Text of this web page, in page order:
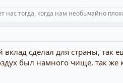
тогда, когда нам необычайно
сделал для страны, так
был намного чище, так же